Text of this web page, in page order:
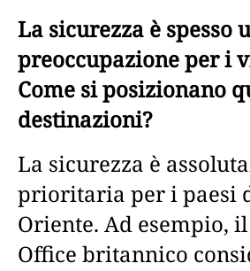
La sicurezza è spesso
preoccupazione per i
Come si posizionano
destinazioni?
La sicurezza è
prioritaria per i paesi
Oriente. Ad esempio,
Office britannico